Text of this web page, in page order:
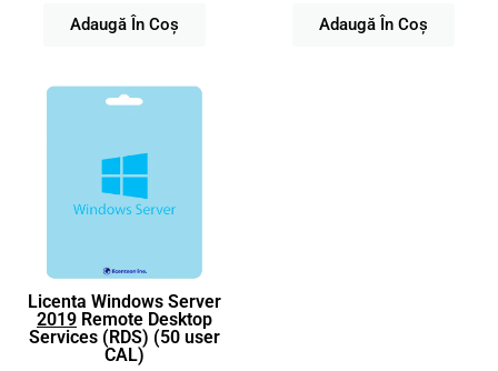
Adaugă În Coș Adaugă În Coș
Licenta Windows Server
2019 Remote Desktop
Services (RDS) (50 user
CAL)